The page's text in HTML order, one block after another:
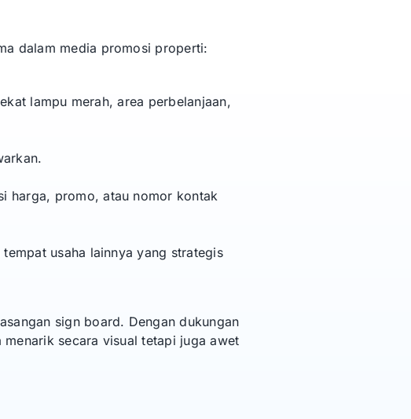
dalam media promosi properti:
lampu merah, area perbelanjaan,
harga, promo, atau nomor kontak
usaha lainnya yang strategis
sign board. Dengan dukungan
secara visual tetapi juga awet